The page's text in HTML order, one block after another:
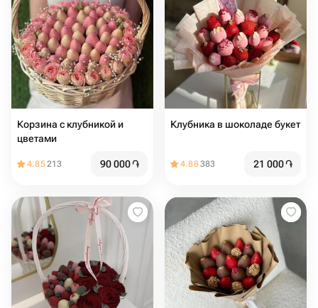
Корзина с клубникой и
цветами
4.85213 90 000֏
Клубника в шоколаде букет
4.88383 21 000֏